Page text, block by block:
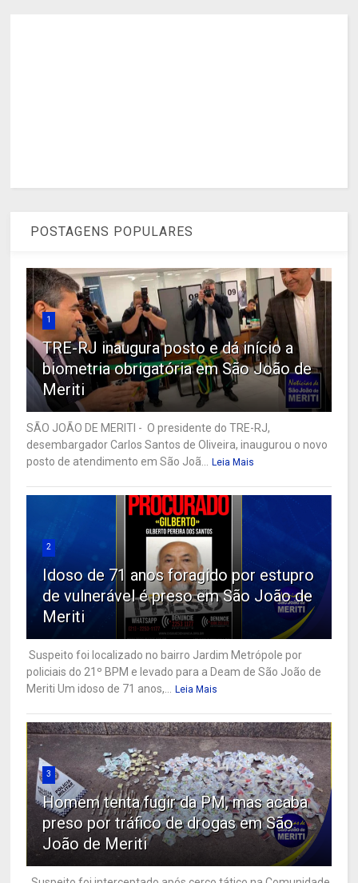
POSTAGENS POPULARES
1
TRE-RJ inaugura posto e dá início a
biometria obrigatória em São João de
Meriti
SÃO JOÃO DE MERITI - O presidente do TRE-RJ,
desembargador Carlos Santos de Oliveira, inaugurou o novo
posto de atendimento em São Joã... Leia Mais
2
Idoso de 71 anos foragido por estupro
de vulnerável é preso em São João de
Meriti
Suspeito foi localizado no bairro Jardim Metrópole por
policiais do 21º BPM e levado para a Deam de São João de
Meriti Um idoso de 71 anos,... Leia Mais
3
Homem tenta fugir da PM, mas acaba
preso por tráfico de drogas em São
João de Meriti